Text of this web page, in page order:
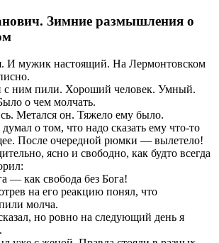
Зимние размышления о
И мужик настоящий. На Лермонтовском
ним пили. Хороший человек. Умный.
о чем молчать.
Метался он. Тяжело ему было.
о том, что надо сказать ему что-то
После очередной рюмки — вылетело!
ясно и свободно, как будто всегда
— как свобода без Бога!
на его реакцию понял, что
молча.
но ровно на следующий день я